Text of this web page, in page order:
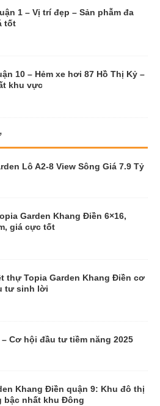
1 – Vị trí đẹp – Sản phẫm đa
tốt
10 – Hẻm xe hơi 87 Hồ Thị Kỷ –
khu vực
Lô A2-8 View Sông Giá 7.9 Tỷ
Garden Khang Điền 6×16,
giá cực tốt
thự Topia Garden Khang Điền cơ
tư sinh lời
Cơ hội đầu tư tiềm năng 2025
Khang Điền quận 9: Khu đô thị
bậc nhất khu Đông